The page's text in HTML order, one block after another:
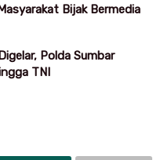
Bijak Bermedia
Polda Sumbar
TNI